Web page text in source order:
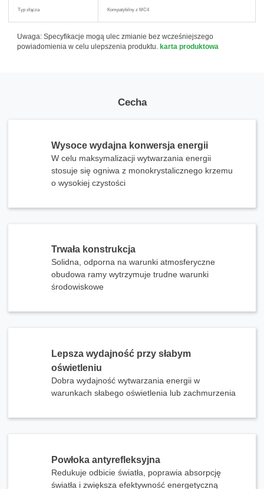
Typ złącza Kompatybilny z MC4
Uwaga: Specyfikacje mogą ulec zmianie bez wcześniejszego
powiadomienia w celu ulepszenia produktu.
karta produktowa
Cecha
Wysoce wydajna konwersja energii
W celu maksymalizacji wytwarzania energii
stosuje się ogniwa z monokrystalicznego krzemu
o wysokiej czystości
Trwała konstrukcja
Solidna, odporna na warunki atmosferyczne
obudowa ramy wytrzymuje trudne warunki
środowiskowe
Lepsza wydajność przy słabym
oświetleniu
Dobra wydajność wytwarzania energii w
warunkach słabego oświetlenia lub zachmurzenia
Powłoka antyrefleksyjna
Redukuje odbicie światła, poprawia absorpcję
światła i zwiększa efektywność energetyczną